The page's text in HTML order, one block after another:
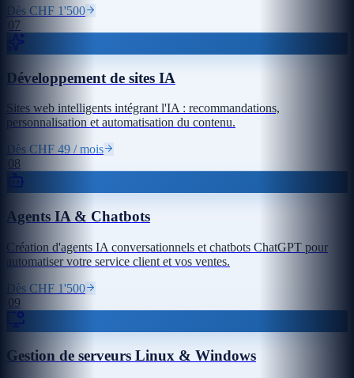
Dès CHF 1'500
07
Développement de sites IA
Sites web intelligents intégrant l'IA : recommandations,
personnalisation et automatisation du contenu.
Dès CHF 49 / mois
08
Agents IA & Chatbots
Création d'agents IA conversationnels et chatbots ChatGPT pour
automatiser votre service client et vos ventes.
Dès CHF 1'500
09
Gestion de serveurs Linux & Windows